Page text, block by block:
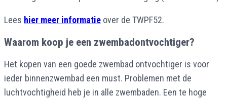
Lees hier meer informatie over de TWPF52.
Waarom koop je een zwembadontvochtiger?
Het kopen van een goede zwembad ontvochtiger is voor
ieder binnenzwembad een must. Problemen met de
luchtvochtigheid heb je in alle zwembaden. Een te hoge